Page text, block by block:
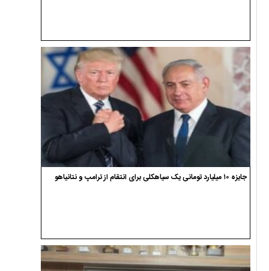
جایزه ۱۰ میلیارد تومانی یک سیاهکلی برای انتقام از ترامپ و نتانیاهو